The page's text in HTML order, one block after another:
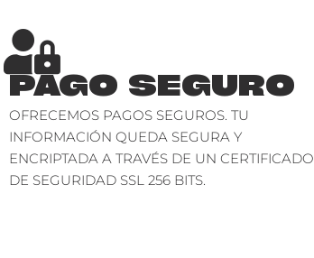
PAGO SEGURO
OFRECEMOS PAGOS SEGUROS. TU
INFORMACIÓN QUEDA SEGURA Y
ENCRIPTADA A TRAVÉS DE UN CERTIFICADO
DE SEGURIDAD SSL 256 BITS.